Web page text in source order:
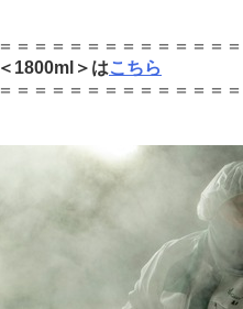
＝＝＝＝＝＝＝＝＝＝＝＝＝＝
＜1800ml＞はこちら
＝＝＝＝＝＝＝＝＝＝＝＝＝＝